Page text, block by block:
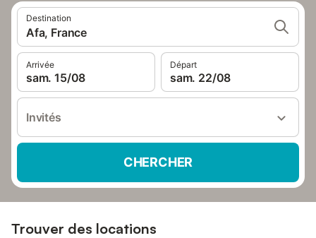
Destination
Afa, France
Arrivée
sam. 15/08
Départ
sam. 22/08
Invités
CHERCHER
Trouver des locations